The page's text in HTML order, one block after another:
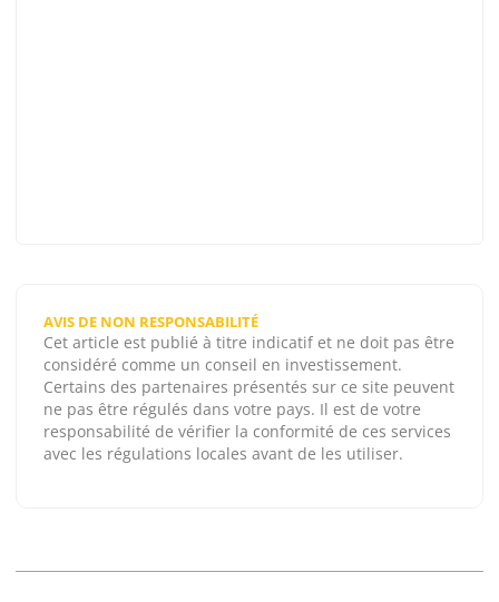
AVIS DE NON RESPONSABILITÉ
Cet article est publié à titre indicatif et ne doit pas être
considéré comme un conseil en investissement.
Certains des partenaires présentés sur ce site peuvent
ne pas être régulés dans votre pays. Il est de votre
responsabilité de vérifier la conformité de ces services
avec les régulations locales avant de les utiliser.